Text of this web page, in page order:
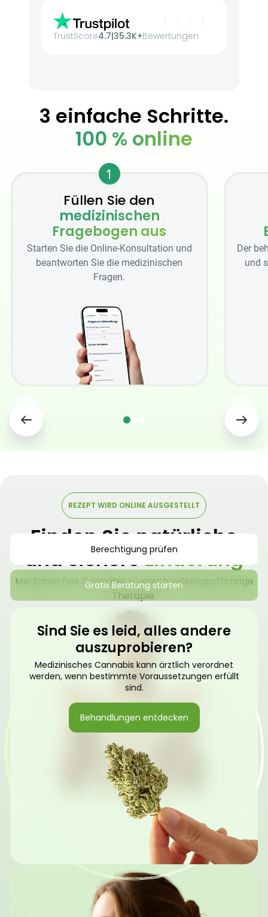
TrustScore4.7|35.3K+Bewertungen
3 einfache Schritte.
100 % online
1
Füllen Sie den
medizinischen
Fragebogen aus
Starten Sie die Online-Konsultation und
beantworten Sie die medizinischen
Fragen.
Der
und
REZEPT WIRD ONLINE AUSGESTELLT
Finden Sie natürliche
und sichereLinderung
Medizinisches Cannabis – verschreibungspflichtige
Therapie.
Berechtigung prüfen
Gratis Beratung starten
Sind Sie es leid, alles andere
auszuprobieren?
Medizinisches Cannabis kann ärztlich verordnet
werden, wenn bestimmte Voraussetzungen erfüllt
sind.
Behandlungen entdecken